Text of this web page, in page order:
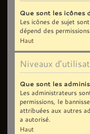
Que sont les icônes
Les icônes de sujet
dépend des
Haut
Niveaux
Que sont les
Les administrateurs
permissions, le
attribuées aux autres
a autorisé.
Haut